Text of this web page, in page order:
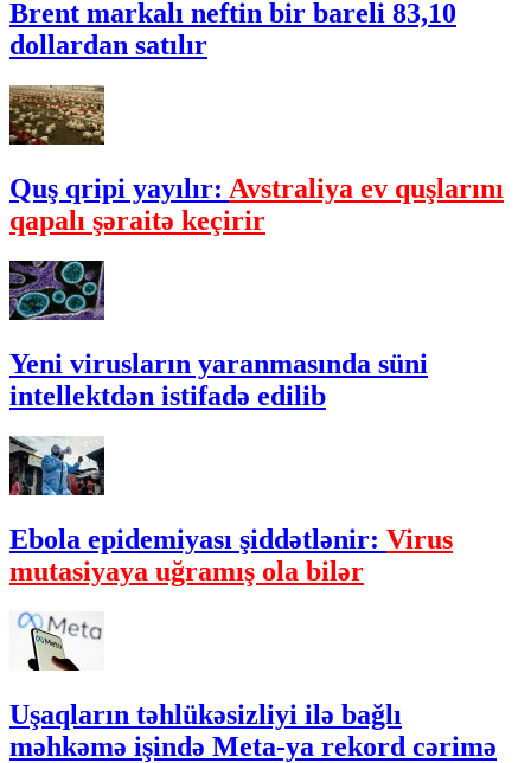
Brent markalı neftin bir bareli 83,10
dollardan satılır
Quş qripi yayılır: Avstraliya ev quşlarını
qapalı şəraitə keçirir
Yeni virusların yaranmasında süni
intellektdən istifadə edilib
Ebola epidemiyası şiddətlənir: Virus
mutasiyaya uğramış ola bilər
Uşaqların təhlükəsizliyi ilə bağlı
məhkəmə işində Meta-ya rekord cərimə